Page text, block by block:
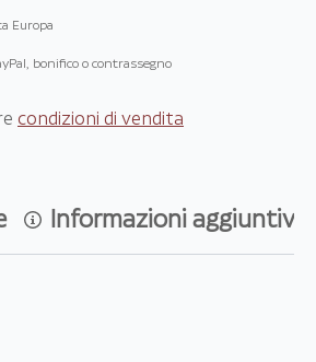
Europa
bonifico o contrassegno
condizioni di vendita
Informazioni aggiuntive